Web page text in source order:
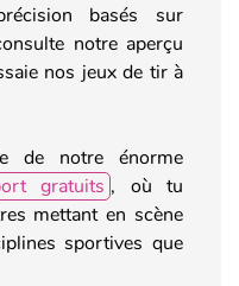
basés sur
notre aperçu
nos jeux de tir à
de notre énorme
gratuits , où tu
mettant en scène
sportives que